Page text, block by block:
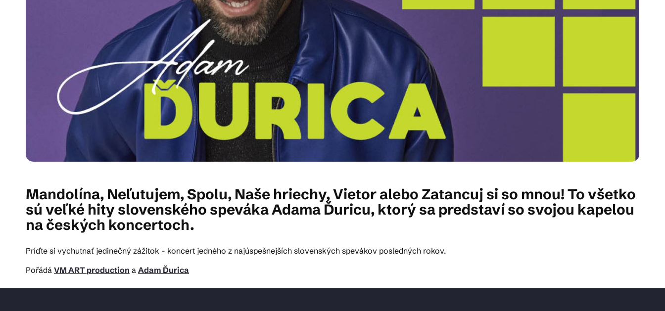
© 2026 Brána Jihlavy
Mandolína, Neľutujem, Spolu, Naše hriechy, Vietor alebo Zatancuj si so mnou! To všetko
sú veľké hity slovenského speváka Adama Ďuricu, ktorý sa predstaví so svojou kapelou
na českých koncertoch.
Príďte si vychutnať jedinečný zážitok - koncert jedného z najúspešnejších slovenských spevákov posledných rokov.
Pořádá VM ART production a Adam Ďurica